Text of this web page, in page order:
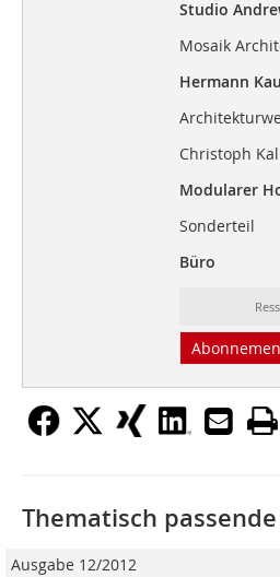
Studio
Mosaik
Hermann
Christoph
Modularer
Sonderteil
Büro
Thematisch
Ausgabe 12/2012